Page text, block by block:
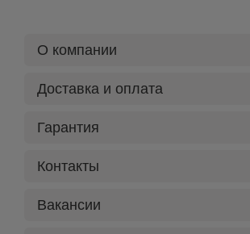
О компании
Доставка и оплата
Гарантия
Контакты
Вакансии